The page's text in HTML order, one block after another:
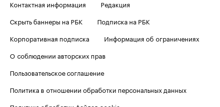
Контактная информация
Редакция
Скрыть баннеры на РБК
Подписка на РБК
Корпоративная подписка
Информация об ограничениях
О соблюдении авторских прав
Пользовательское соглашение
Политика в отношении обработки персональных данных